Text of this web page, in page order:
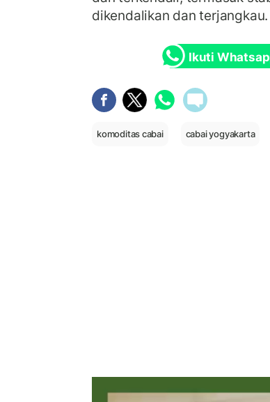
dikendalikan dan terjangkau.
Ikuti
komoditas cabai cabai yogyakarta